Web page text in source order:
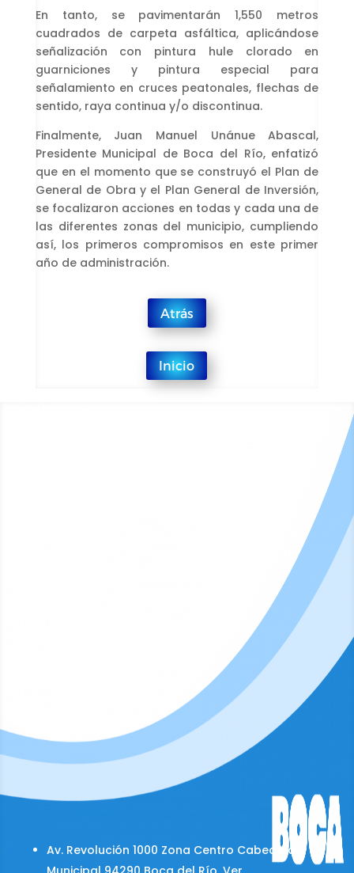
En tanto, se pavimentarán 1,550 metros
cuadrados de carpeta asfáltica, aplicándose
señalización con pintura hule clorado en
guarniciones y pintura especial para
señalamiento en cruces peatonales, flechas de
sentido, raya continua y/o discontinua.
Finalmente, Juan Manuel Unánue Abascal,
Presidente Municipal de Boca del Río, enfatizó
que en el momento que se construyó el Plan de
General de Obra y el Plan General de Inversión,
se focalizaron acciones en todas y cada una de
las diferentes zonas del municipio, cumpliendo
así, los primeros compromisos en este primer
año de administración.
Atrás
Inicio
Av. Revolución 1000 Zona Centro Cabecera